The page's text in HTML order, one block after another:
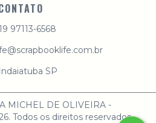
97113-6568
Indaiatuba SP
MICHEL DE OLIVEIRA -
Todos os direitos reservados.